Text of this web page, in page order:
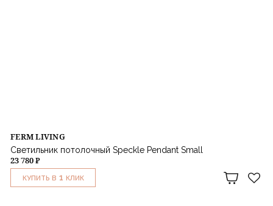
FERM LIVING
Светильник потолочный Speckle Pendant Small
23 780 ₽
КУПИТЬ В 1 КЛИК